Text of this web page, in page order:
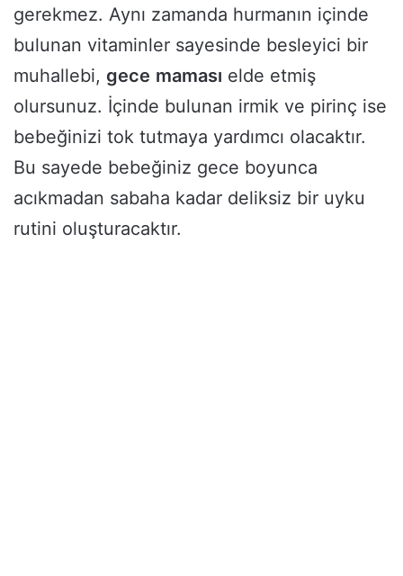
gerekmez. Aynı zamanda hurmanın içinde
bulunan vitaminler sayesinde besleyici bir
muhallebi, gece maması elde etmiş
olursunuz. İçinde bulunan irmik ve pirinç ise
bebeğinizi tok tutmaya yardımcı olacaktır.
Bu sayede bebeğiniz gece boyunca
acıkmadan sabaha kadar deliksiz bir uyku
rutini oluşturacaktır.